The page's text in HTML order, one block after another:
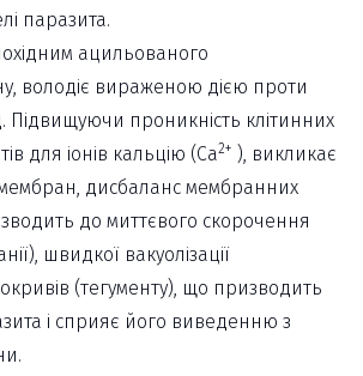
паразита.
ацильованого
володіє вираженою дією проти
Підвищуючи проникність клітинних
для іонів кальцію (Са2+ ), викликає
дисбаланс мембранних
до миттєвого скорочення
швидкої вакуолізації
(тегументу), що призводить
і сприяє його виведенню з